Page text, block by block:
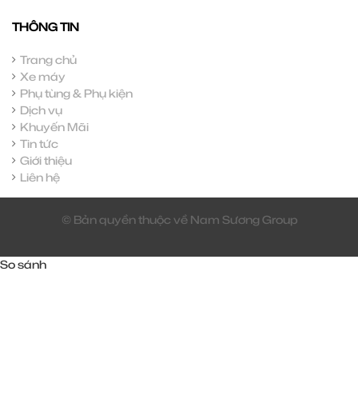
THÔNG TIN
Trang chủ
Xe máy
Phụ tùng & Phụ kiện
Dịch vụ
Khuyến Mãi
Tin tức
Giới thiệu
Liên hệ
© Bản quyền thuộc về Nam Sương Group
So sánh